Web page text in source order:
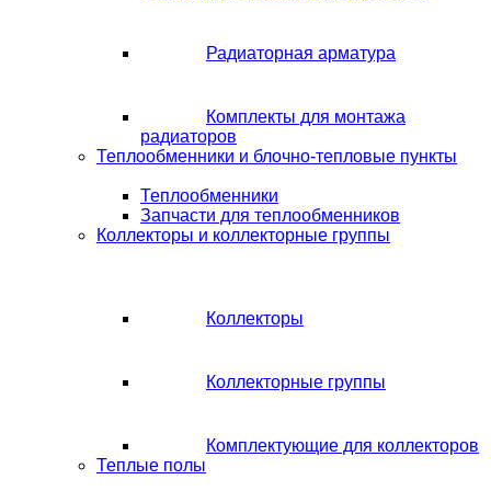
Радиаторная арматура
Комплекты для монтажа
радиаторов
Теплообменники и блочно-тепловые пункты
Теплообменники
Запчасти для теплообменников
Коллекторы и коллекторные группы
Коллекторы
Коллекторные группы
Комплектующие для коллекторов
Теплые полы